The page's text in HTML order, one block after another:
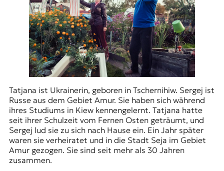
Tatjana ist Ukrainerin, geboren in Tschernihiw. Sergej ist
Russe aus dem Gebiet Amur. Sie haben sich während
ihres Studiums in Kiew kennengelernt. Tatjana hatte
seit ihrer Schulzeit vom Fernen Osten geträumt, und
Sergej lud sie zu sich nach Hause ein. Ein Jahr später
waren sie verheiratet und in die Stadt Seja im Gebiet
Amur gezogen. Sie sind seit mehr als 30 Jahren
zusammen.